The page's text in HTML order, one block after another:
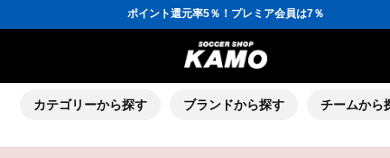
ポイント還元率5％！プレミア会員は7％
会員の方にはお誕生月に「10％OFFクーポン」プレゼント！
16,000円(税込)以上でシューズケースプレゼント！
3,300円(税込)以上で送料無料！
ポイント還元率5％！プレミア会員は7％
会員の方にはお誕生月に「10％OFFクーポン」プレゼント！
カテゴリーから探す ブランドから探す チームから